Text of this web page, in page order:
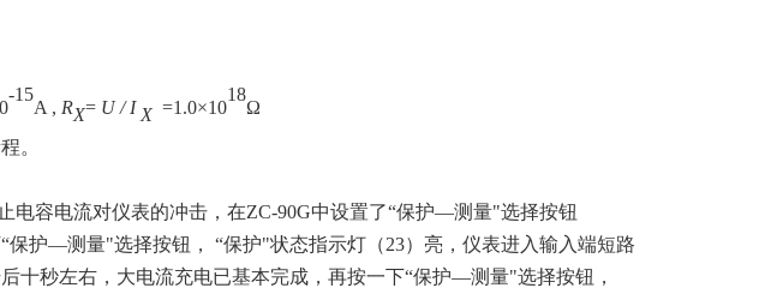
-15
A , RX= U / I X =1.0×10
18
Ω
。
电容电流对仪表的冲击，在ZC-90G中设置了“保护—测量"选择按钮
保护—测量"选择按钮， “保护"状态指示灯（23）亮，仪表进入输入端短路
十秒左右，大电流充电已基本完成，再按一下“保护—测量"选择按钮，